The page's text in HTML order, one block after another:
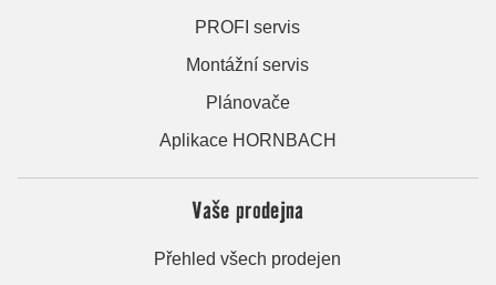
PROFI servis
Montážní servis
Plánovače
Aplikace HORNBACH
Vaše prodejna
Přehled všech prodejen